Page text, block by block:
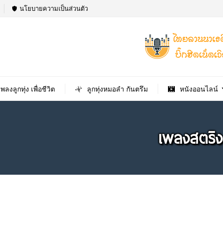
นโยบายความเป็นส่วนตัว
พลงลูกทุ่ง เพื่อชีวิต ลูกทุ่งหมอลำ กันตรึม หนังออนไลน์
เพลงสตริง